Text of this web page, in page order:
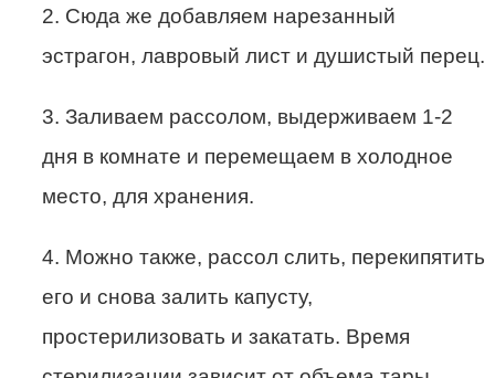
2. Сюда же добавляем нарезанный
эстрагон, лавровый лист и душистый перец.
3. Заливаем рассолом, выдерживаем 1-2
дня в комнате и перемещаем в холодное
место, для хранения.
4. Можно также, рассол слить, перекипятить
его и снова залить капусту,
простерилизовать и закатать. Время